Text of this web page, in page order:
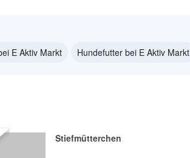
E Aktiv Markt Hundefutter bei E Aktiv Markt
Stiefmütterchen